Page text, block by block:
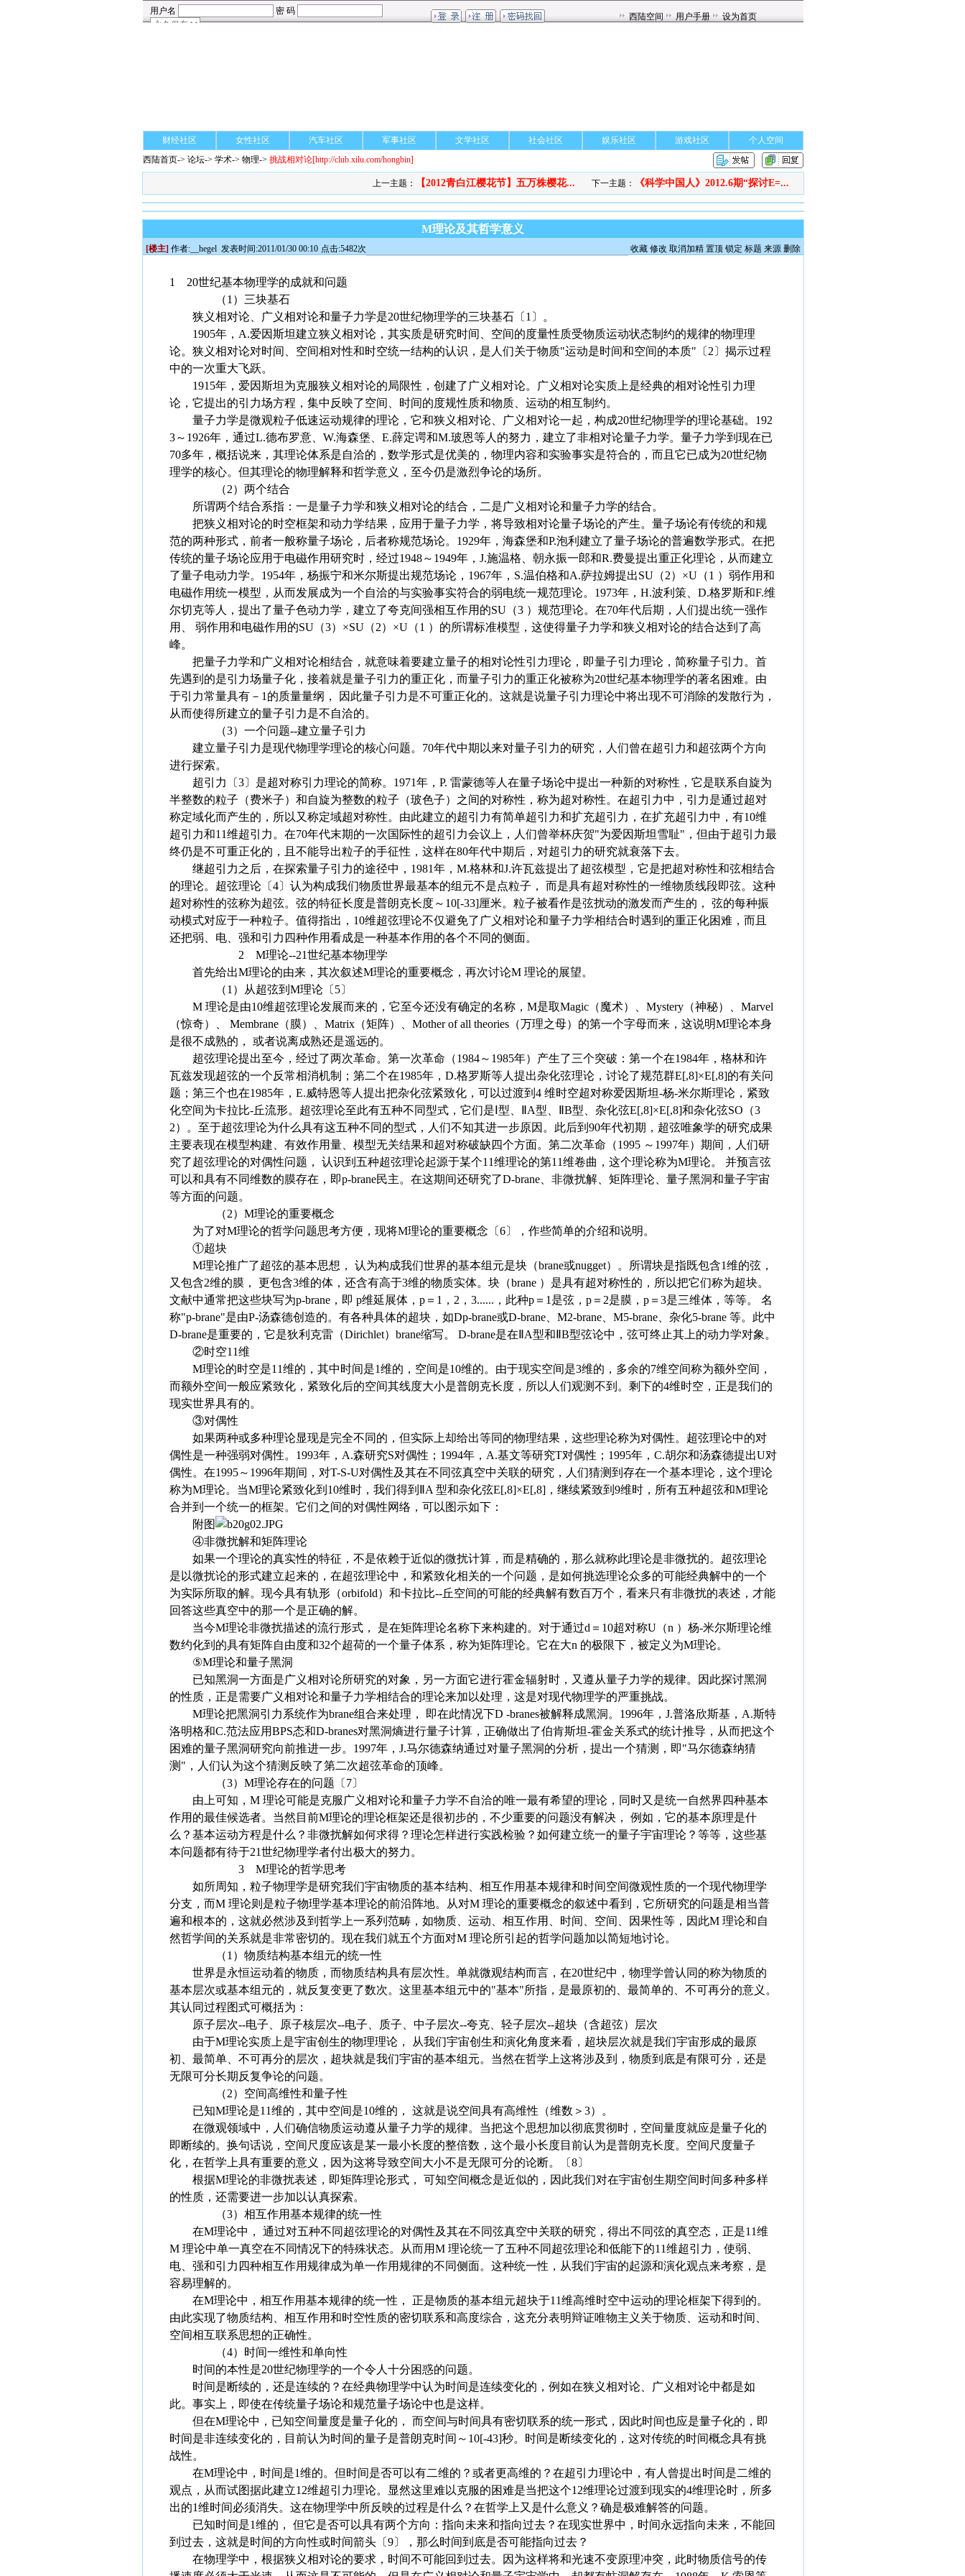
财经社区 女性社区 汽车社区 军事社区 文学社区 社会社区 娱乐社区 游戏社区
个人空间
西陆首页-> 论坛-> 学术-> 物理-> 挑战相对论[http://club.xilu.com/hongbin]
上一主题： 【2012青白江樱花节】五万株樱花... 下一主题： 《科学中国人》2012.6期“探讨E=...
M理论及其哲学意义
[楼主] 作者:__hegel 发表时间:2011/01/30 00:10 收藏 修改 取消加精 置顶 锁定 标题 来源 删除
点击:5482次
1 20世纪基本物理学的成就和问题
（1）三块基石
狭义相对论、广义相对论和量子力学是20世纪物理学的三块基石〔1〕。
1905年，A.爱因斯坦建立狭义相对论，其实质是研究时间、空间的度量性质受物质运动状态制约的规律的物理理
论。狭义相对论对时间、空间相对性和时空统一结构的认识，是人们关于物质"运动是时间和空间的本质"〔2〕揭示过程
中的一次重大飞跃。
1915年，爱因斯坦为克服狭义相对论的局限性，创建了广义相对论。广义相对论实质上是经典的相对论性引力理
论，它提出的引力场方程，集中反映了空间、时间的度规性质和物质、运动的相互制约。
量子力学是微观粒子低速运动规律的理论，它和狭义相对论、广义相对论一起，构成20世纪物理学的理论基础。192
3～1926年，通过L.德布罗意、W.海森堡、E.薛定谔和M.玻恩等人的努力，建立了非相对论量子力学。量子力学到现在已
70多年，概括说来，其理论体系是自洽的，数学形式是优美的，物理内容和实验事实是符合的，而且它已成为20世纪物
理学的核心。但其理论的物理解释和哲学意义，至今仍是激烈争论的场所。
（2）两个结合
所谓两个结合系指：一是量子力学和狭义相对论的结合，二是广义相对论和量子力学的结合。
把狭义相对论的时空框架和动力学结果，应用于量子力学，将导致相对论量子场论的产生。量子场论有传统的和规
范的两种形式，前者一般称量子场论，后者称规范场论。1929年，海森堡和P.泡利建立了量子场论的普遍数学形式。在把
传统的量子场论应用于电磁作用研究时，经过1948～1949年，J.施温格、朝永振一郎和R.费曼提出重正化理论，从而建立
了量子电动力学。1954年，杨振宁和米尔斯提出规范场论，1967年，S.温伯格和A.萨拉姆提出SU（2）×U（1 ）弱作用和
电磁作用统一模型，从而发展成为一个自洽的与实验事实符合的弱电统一规范理论。1973年，H.波利策、D.格罗斯和F.维
尔切克等人，提出了量子色动力学，建立了夸克间强相互作用的SU（3 ）规范理论。在70年代后期，人们提出统一强作
用、 弱作用和电磁作用的SU（3）×SU（2）×U（1 ）的所谓标准模型，这使得量子力学和狭义相对论的结合达到了高
峰。
把量子力学和广义相对论相结合，就意味着要建立量子的相对论性引力理论，即量子引力理论，简称量子引力。首
先遇到的是引力场量子化，接着就是量子引力的重正化，而量子引力的重正化被称为20世纪基本物理学的著名困难。由
于引力常量具有－1的质量量纲， 因此量子引力是不可重正化的。这就是说量子引力理论中将出现不可消除的发散行为，
从而使得所建立的量子引力是不自洽的。
（3）一个问题--建立量子引力
建立量子引力是现代物理学理论的核心问题。70年代中期以来对量子引力的研究，人们曾在超引力和超弦两个方向
进行探索。
超引力〔3〕是超对称引力理论的简称。1971年，P. 雷蒙德等人在量子场论中提出一种新的对称性，它是联系自旋为
半整数的粒子（费米子）和自旋为整数的粒子（玻色子）之间的对称性，称为超对称性。在超引力中，引力是通过超对
称定域化而产生的，所以又称定域超对称性。由此建立的超引力有简单超引力和扩充超引力，在扩充超引力中，有10维
超引力和11维超引力。在70年代末期的一次国际性的超引力会议上，人们曾举杯庆贺"为爱因斯坦雪耻"，但由于超引力最
终仍是不可重正化的，且不能导出粒子的手征性，这样在80年代中期后，对超引力的研究就衰落下去。
继超引力之后，在探索量子引力的途径中，1981年，M.格林和J.许瓦兹提出了超弦模型，它是把超对称性和弦相结合
的理论。超弦理论〔4〕认为构成我们物质世界最基本的组元不是点粒子， 而是具有超对称性的一维物质线段即弦。这种
超对称性的弦称为超弦。弦的特征长度是普朗克长度～10[-33]厘米。粒子被看作是弦扰动的激发而产生的， 弦的每种振
动模式对应于一种粒子。值得指出，10维超弦理论不仅避免了广义相对论和量子力学相结合时遇到的重正化困难，而且
还把弱、电、强和引力四种作用看成是一种基本作用的各个不同的侧面。
2 M理论--21世纪基本物理学
首先给出M理论的由来，其次叙述M理论的重要概念，再次讨论M 理论的展望。
（1）从超弦到M理论〔5〕
M 理论是由10维超弦理论发展而来的，它至今还没有确定的名称，M是取Magic（魔术）、Mystery（神秘）、Marvel
（惊奇）、 Membrane（膜）、Matrix（矩阵）、Mother of all theories（万理之母）的第一个字母而来，这说明M理论本身
是很不成熟的， 或者说离成熟还是遥远的。
超弦理论提出至今，经过了两次革命。第一次革命（1984～1985年）产生了三个突破：第一个在1984年，格林和许
瓦兹发现超弦的一个反常相消机制；第二个在1985年，D.格罗斯等人提出杂化弦理论，讨论了规范群E[,8]×E[,8]的有关问
题；第三个也在1985年，E.威特恩等人提出把杂化弦紧致化，可以过渡到4 维时空超对称爱因斯坦-杨-米尔斯理论，紧致
化空间为卡拉比-丘流形。超弦理论至此有五种不同型式，它们是Ⅰ型、ⅡA型、ⅡB型、杂化弦E[,8]×E[,8]和杂化弦SO（3
2）。至于超弦理论为什么具有这五种不同的型式，人们不知其进一步原因。此后到90年代初期，超弦唯象学的研究成果
主要表现在模型构建、有效作用量、模型无关结果和超对称破缺四个方面。第二次革命（1995 ～1997年）期间，人们研
究了超弦理论的对偶性问题， 认识到五种超弦理论起源于某个11维理论的第11维卷曲，这个理论称为M理论。 并预言弦
可以和具有不同维数的膜存在，即p-brane民主。在这期间还研究了D-brane、非微扰解、矩阵理论、量子黑洞和量子宇宙
等方面的问题。
（2）M理论的重要概念
为了对M理论的哲学问题思考方便，现将M理论的重要概念〔6〕，作些简单的介绍和说明。
①超块
M理论推广了超弦的基本思想， 认为构成我们世界的基本组元是块（brane或nugget）。所谓块是指既包含1维的弦，
又包含2维的膜， 更包含3维的体，还含有高于3维的物质实体。块（brane ）是具有超对称性的，所以把它们称为超块。
文献中通常把这些块写为p-brane，即 p维延展体，p＝1，2，3......，此种p＝1是弦，p＝2是膜，p＝3是三维体，等等。 名
称"p-brane"是由P-汤森德创造的。有各种具体的超块，如Dp-brane或D-brane、M2-brane、M5-brane、杂化5-brane 等。此中
D-brane是重要的，它是狄利克雷（Dirichlet）brane缩写。 D-brane是在ⅡA型和ⅡB型弦论中，弦可终止其上的动力学对象。
②时空11维
M理论的时空是11维的，其中时间是1维的，空间是10维的。由于现实空间是3维的，多余的7维空间称为额外空间，
而额外空间一般应紧致化，紧致化后的空间其线度大小是普朗克长度，所以人们观测不到。剩下的4维时空，正是我们的
现实世界具有的。
③对偶性
如果两种或多种理论显现是完全不同的，但实际上却给出等同的物理结果，这些理论称为对偶性。超弦理论中的对
偶性是一种强弱对偶性。1993年，A.森研究S对偶性；1994年，A.基文等研究T对偶性；1995年，C.胡尔和汤森德提出U对
偶性。在1995～1996年期间，对T-S-U对偶性及其在不同弦真空中关联的研究，人们猜测到存在一个基本理论，这个理论
称为M理论。当M理论紧致化到10维时，我们得到ⅡA 型和杂化弦E[,8]×E[,8]，继续紧致到9维时，所有五种超弦和M理论
合并到一个统一的框架。它们之间的对偶性网络，可以图示如下：
附图
④非微扰解和矩阵理论
如果一个理论的真实性的特征，不是依赖于近似的微扰计算，而是精确的，那么就称此理论是非微扰的。超弦理论
是以微扰论的形式建立起来的，在超弦理论中，和紧致化相关的一个问题，是如何挑选理论众多的可能经典解中的一个
为实际所取的解。现今具有轨形（orbifold）和卡拉比--丘空间的可能的经典解有数百万个，看来只有非微扰的表述，才能
回答这些真空中的那一个是正确的解。
当今M理论非微扰描述的流行形式， 是在矩阵理论名称下来构建的。对于通过d＝10超对称U（n ）杨-米尔斯理论维
数约化到的具有矩阵自由度和32个超荷的一个量子体系，称为矩阵理论。它在大n 的极限下，被定义为M理论。
⑤M理论和量子黑洞
已知黑洞一方面是广义相对论所研究的对象，另一方面它进行霍金辐射时，又遵从量子力学的规律。因此探讨黑洞
的性质，正是需要广义相对论和量子力学相结合的理论来加以处理，这是对现代物理学的严重挑战。
M理论把黑洞引力系统作为brane组合来处理， 即在此情况下D -branes被解释成黑洞。1996年，J.普洛欣斯基，A.斯特
洛明格和C.范法应用BPS态和D-branes对黑洞熵进行量子计算，正确做出了伯肯斯坦-霍金关系式的统计推导，从而把这个
困难的量子黑洞研究向前推进一步。1997年，J.马尔德森纳通过对量子黑洞的分析，提出一个猜测，即"马尔德森纳猜
测"，人们认为这个猜测反映了第二次超弦革命的顶峰。
（3）M理论存在的问题〔7〕
由上可知，M 理论可能是克服广义相对论和量子力学不自洽的唯一最有希望的理论，同时又是统一自然界四种基本
作用的最佳候选者。当然目前M理论的理论框架还是很初步的，不少重要的问题没有解决， 例如，它的基本原理是什
么？基本运动方程是什么？非微扰解如何求得？理论怎样进行实践检验？如何建立统一的量子宇宙理论？等等，这些基
本问题都有待于21世纪物理学者付出极大的努力。
3 M理论的哲学思考
如所周知，粒子物理学是研究我们宇宙物质的基本结构、相互作用基本规律和时间空间微观性质的一个现代物理学
分支，而M 理论则是粒子物理学基本理论的前沿阵地。从对M 理论的重要概念的叙述中看到，它所研究的问题是相当普
遍和根本的，这就必然涉及到哲学上一系列范畴，如物质、运动、相互作用、时间、空间、因果性等，因此M 理论和自
然哲学间的关系就是非常密切的。现在我们就五个方面对M 理论所引起的哲学问题加以简短地讨论。
（1）物质结构基本组元的统一性
世界是永恒运动着的物质，而物质结构具有层次性。单就微观结构而言，在20世纪中，物理学曾认同的称为物质的
基本层次或基本组元的，就反复变更了数次。这里基本组元中的"基本"所指，是最原初的、最简单的、不可再分的意义。
其认同过程图式可概括为：
原子层次--电子、原子核层次--电子、质子、中子层次--夸克、轻子层次--超块（含超弦）层次
由于M理论实质上是宇宙创生的物理理论， 从我们宇宙创生和演化角度来看，超块层次就是我们宇宙形成的最原
初、最简单、不可再分的层次，超块就是我们宇宙的基本组元。当然在哲学上这将涉及到，物质到底是有限可分，还是
无限可分长期反复争论的问题。
（2）空间高维性和量子性
已知M理论是11维的，其中空间是10维的， 这就是说空间具有高维性（维数＞3）。
在微观领域中，人们确信物质运动遵从量子力学的规律。当把这个思想加以彻底贯彻时，空间量度就应是量子化的
即断续的。换句话说，空间尺度应该是某一最小长度的整倍数，这个最小长度目前认为是普朗克长度。空间尺度量子
化，在哲学上具有重要的意义，因为这将导致空间大小不是无限可分的论断。〔8〕
根据M理论的非微扰表述，即矩阵理论形式， 可知空间概念是近似的，因此我们对在宇宙创生期空间时间多种多样
的性质，还需要进一步加以认真探索。
（3）相互作用基本规律的统一性
在M理论中， 通过对五种不同超弦理论的对偶性及其在不同弦真空中关联的研究，得出不同弦的真空态，正是11维
M 理论中单一真空在不同情况下的特殊状态。从而用M 理论统一了五种不同超弦理论和低能下的11维超引力，使弱、
电、强和引力四种相互作用规律成为单一作用规律的不同侧面。这种统一性，从我们宇宙的起源和演化观点来考察，是
容易理解的。
在M理论中，相互作用基本规律的统一性， 正是物质的基本组元超块于11维高维时空中运动的理论框架下得到的。
由此实现了物质结构、相互作用和时空性质的密切联系和高度综合，这充分表明辩证唯物主义关于物质、运动和时间、
空间相互联系思想的正确性。
（4）时间一维性和单向性
时间的本性是20世纪物理学的一个令人十分困惑的问题。
时间是断续的，还是连续的？在经典物理学中认为时间是连续变化的，例如在狭义相对论、广义相对论中都是如
此。事实上，即使在传统量子场论和规范量子场论中也是这样。
但在M理论中，已知空间量度是量子化的， 而空间与时间具有密切联系的统一形式，因此时间也应是量子化的，即
时间是非连续变化的，目前认为时间的量子是普朗克时间～10[-43]秒。时间是断续变化的，这对传统的时间概念具有挑
战性。
在M理论中，时间是1维的。但时间是否可以有二维的？或者更高维的？在超引力理论中，有人曾提出时间是二维的
观点，从而试图据此建立12维超引力理论。显然这里难以克服的困难是当把这个12维理论过渡到现实的4维理论时，所多
出的1维时间必须消失。这在物理学中所反映的过程是什么？在哲学上又是什么意义？确是极难解答的问题。
已知时间是1维的， 但它是否可以具有两个方向：指向未来和指向过去？在现实世界中，时间永远指向未来，不能回
到过去，这就是时间的方向性或时间箭头〔9〕，那么时间到底是否可能指向过去？
在物理学中，根据狭义相对论的要求，时间不可能回到过去。因为这样将和光速不变原理冲突，此时物质信号的传